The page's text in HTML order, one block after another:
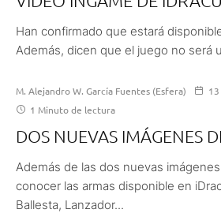
Han confirmado que estará
Además, dicen que el juego no será
M. Alejandro W. García Fuentes (Esfera)
1 Minuto de lectura
DOS NUEVAS IMÁGENES
Además de las dos nuevas
conocer las armas disponible en
Ballesta, Lanzador...